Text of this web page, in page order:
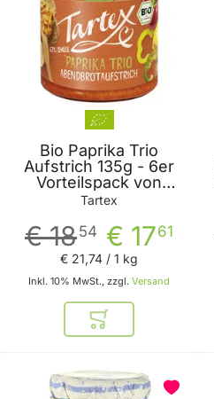
Bio Paprika Trio
Aufstrich 135g - 6er
Vorteilspack von
Tartex
Tartex
€ 1761
€ 1854
Inkl. 10% MwSt., zzgl. Versand
€ 21,74 / 1 kg
In den Warenkorb